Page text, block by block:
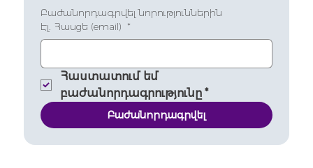
Բաժանորդագրվել նորություններին
Էլ. Հասցե (email) *
Հաստատում եմ
բաժանորդագրությունը *
Բաժանորդագրվել